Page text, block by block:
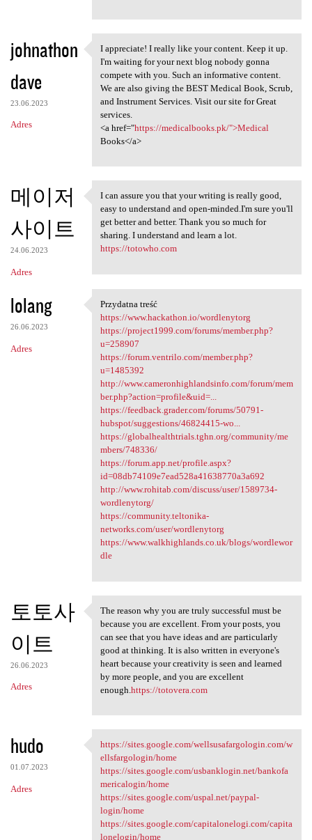
johnathon
dave
23.06.2023
Adres
I appreciate! I really like
I appreciate! I really like your content. Keep it up.
I'm waiting for your next blog nobody gonna
compete with you. Such an informative content.
We are also giving the BEST Medical Book, Scrub,
and Instrument Services. Visit our site for Great
services.
<a href="https://medicalbooks.pk/">Medical
Books</a>
메이저
사이트
24.06.2023
Adres
I can assure you that your
I can assure you that your writing is really good,
easy to understand and open-minded.I'm sure you'll
get better and better. Thank you so much for
sharing. I understand and learn a lot.
https://totowho.com
lolang
26.06.2023
Adres
Przydatna treść
Przydatna treść
https://www.hackathon.io/wordlenytorg
https://project1999.com/forums/member.php?
u=258907
https://forum.ventrilo.com/member.php?
u=1485392
http://www.cameronhighlandsinfo.com/forum/mem
ber.php?action=profile&uid=...
https://feedback.grader.com/forums/50791-
hubspot/suggestions/46824415-wo...
https://globalhealthtrials.tghn.org/community/me
mbers/748336/
https://forum.app.net/profile.aspx?
id=08db74109e7ead528a41638770a3a692
http://www.rohitab.com/discuss/user/1589734-
wordlenytorg/
https://community.teltonika-
networks.com/user/wordlenytorg
https://www.walkhighlands.co.uk/blogs/wordlewor
dle
토토사
이트
26.06.2023
Adres
The reason why you are truly
The reason why you are truly successful must be
because you are excellent. From your posts, you
can see that you have ideas and are particularly
good at thinking. It is also written in everyone's
heart because your creativity is seen and learned
by more people, and you are excellent
enough. https://totovera.com
hudo
01.07.2023
Adres
https://sites.google.com
https://sites.google.com/wellsusafargologin.com/w
ellsfargologin/home
https://sites.google.com/usbanklogin.net/bankofa
mericalogin/home
https://sites.google.com/uspal.net/paypal-
login/home
https://sites.google.com/capitalonelogi.com/capita
lonelogin/home